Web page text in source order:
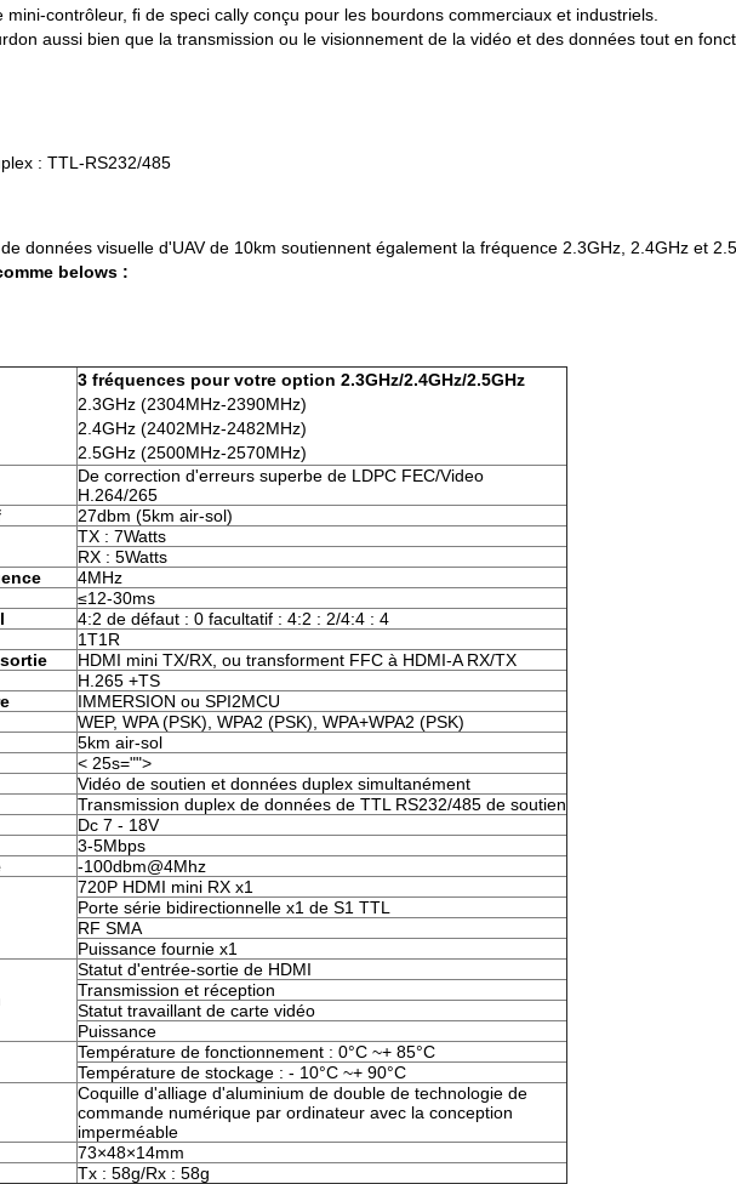
contrôleur, ﬁ de speci cally conçu pour les bourdons commerciaux et industriels.
aussi bien que la transmission ou le visionnement de la vidéo et des données tout en
: TTL-RS232/485
données visuelle d'UAV de 10km soutiennent également la fréquence 2.3GHz, 2.4GHz et
belows :
3 fréquences pour votre option 2.3GHz/2.4GHz/2.5GHz
2.3GHz (2304MHz-2390MHz)
2.4GHz (2402MHz-2482MHz)
2.5GHz (2500MHz-2570MHz)
De correction d'erreurs superbe de LDPC FEC/Video
H.264/265
27dbm (5km air-sol)
TX : 7Watts
RX : 5Watts
4MHz
≤12-30ms
4:2 de défaut : 0 facultatif : 4:2 : 2/4:4 : 4
1T1R
HDMI mini TX/RX, ou transforment FFC à HDMI-A RX/TX
H.265 +TS
IMMERSION ou SPI2MCU
WEP, WPA (PSK), WPA2 (PSK), WPA+WPA2 (PSK)
5km air-sol
< 25s="">
Vidéo de soutien et données duplex simultanément
Transmission duplex de données de TTL RS232/485 de soutien
Dc 7 - 18V
3-5Mbps
-100dbm@4Mhz
720P HDMI mini RX x1
Porte série bidirectionnelle x1 de S1 TTL
RF SMA
Puissance fournie x1
Statut d'entrée-sortie de HDMI
Transmission et réception
Statut travaillant de carte vidéo
Puissance
Température de fonctionnement : 0°C ~+ 85°C
Température de stockage : - 10°C ~+ 90°C
Coquille d'alliage d'aluminium de double de technologie de
commande numérique par ordinateur avec la conception
imperméable
73×48×14mm
Tx : 58g/Rx : 58g